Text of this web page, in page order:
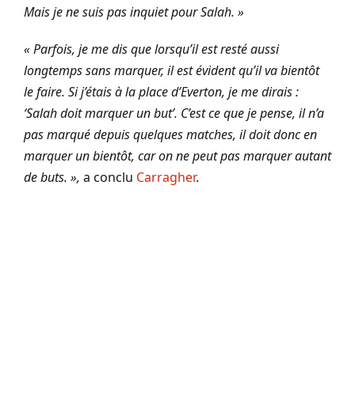
Mais je ne suis pas inquiet pour Salah. »
« Parfois, je me dis que lorsqu’il est resté aussi
longtemps sans marquer, il est évident qu’il va bientôt
le faire. Si j’étais à la place d’Everton, je me dirais :
‘Salah doit marquer un but’. C’est ce que je pense, il n’a
pas marqué depuis quelques matches, il doit donc en
marquer un bientôt, car on ne peut pas marquer autant
de buts. », a conclu Carragher.